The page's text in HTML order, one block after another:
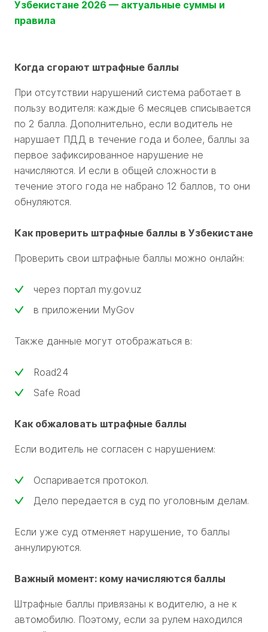
Узбекистане 2026 — актуальные суммы и
правила
Когда сгорают штрафные баллы
При отсутствии нарушений система работает в
пользу водителя: каждые 6 месяцев списывается
по 2 балла. Дополнительно, если водитель не
нарушает ПДД в течение года и более, баллы за
первое зафиксированное нарушение не
начисляются. И если в общей сложности в
течение этого года не набрано 12 баллов, то они
обнуляются.
Как проверить штрафные баллы в Узбекистане
Проверить свои штрафные баллы можно онлайн:
через портал my.gov.uz
в приложении MyGov
Также данные могут отображаться в:
Road24
Safe Road
Как обжаловать штрафные баллы
Если водитель не согласен с нарушением:
Оспаривается протокол.
Дело передается в суд по уголовным делам.
Если уже суд отменяет нарушение, то баллы
аннулируются.
Важный момент: кому начисляются баллы
Штрафные баллы привязаны к водителю, а не к
автомобилю. Поэтому, если за рулем находился